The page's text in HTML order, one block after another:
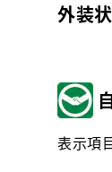
外装
表示項